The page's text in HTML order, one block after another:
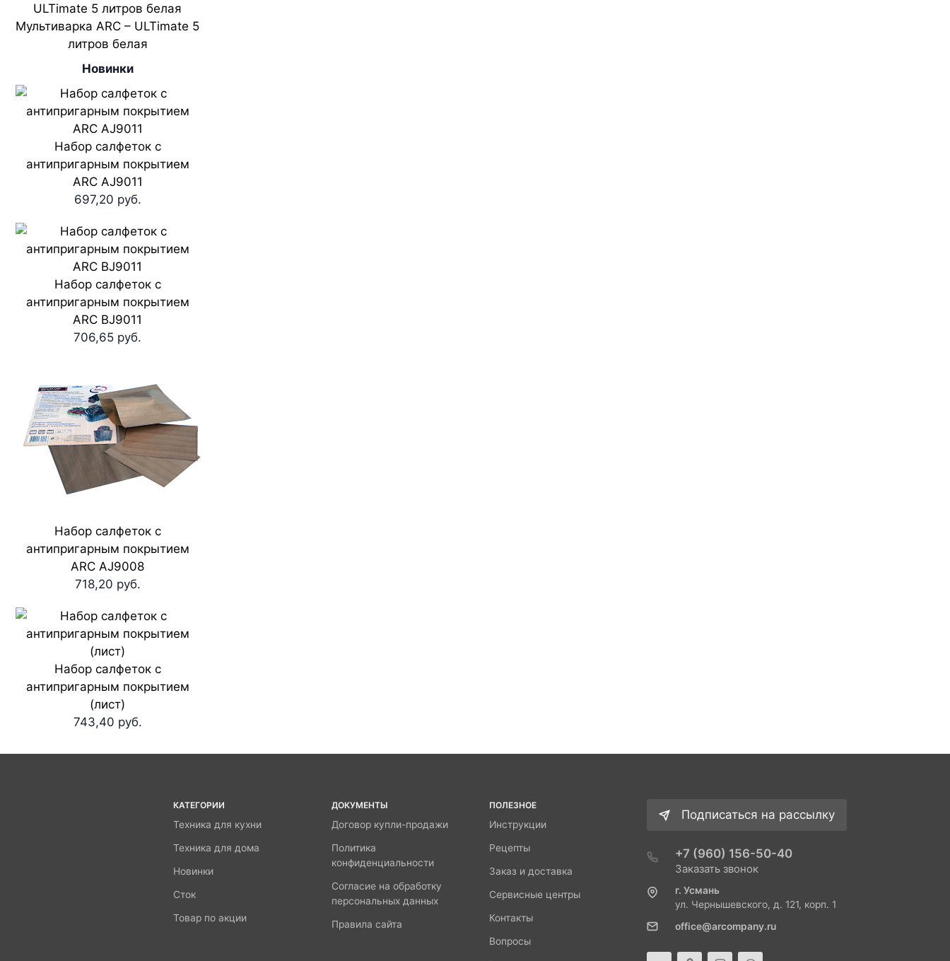
Мультиварка ARC – ULTimate 5
литров белая
Новинки
Набор салфеток с
антипригарным покрытием
ARC AJ9011
697,20 руб.
Набор салфеток с
антипригарным покрытием
ARC BJ9011
706,65 руб.
Набор салфеток с
антипригарным покрытием
ARC AJ9008
718,20 руб.
Набор салфеток с
антипригарным покрытием
(лист)
743,40 руб.
КАТЕГОРИИ
Техника для кухни
Техника для дома
Новинки
Сток
Товар по акции
ДОКУМЕНТЫ
Договор купли-продажи
Политика
конфиденциальности
Согласие на обработку
персональных данных
Правила сайта
ПОЛЕЗНОЕ
Инструкции
Рецепты
Заказ и доставка
Сервисные центры
Контакты
Вопросы
Подписаться на рассылку
+7 (960) 156-50-40
Заказать звонок
г. Усмань
ул. Чернышевского, д. 121, корп. 1
office@arcompany.ru